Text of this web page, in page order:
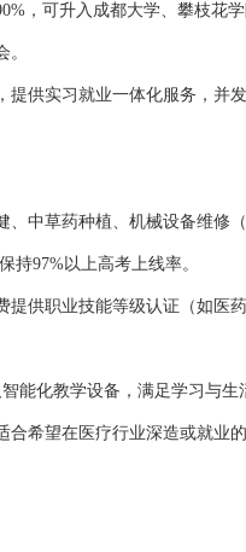
，可升入成都大学、攀枝花
供实习就业一体化服务，并发
中草药种植、机械设备维修
持97%以上高考上线率。
供职业技能等级认证（如医
能化教学设备，满足学习与生
希望在医疗行业深造或就业